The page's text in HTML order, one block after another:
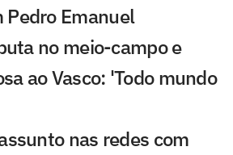
Pedro Emanuel
no meio-campo e
ao Vasco: 'Todo mundo
nas redes com